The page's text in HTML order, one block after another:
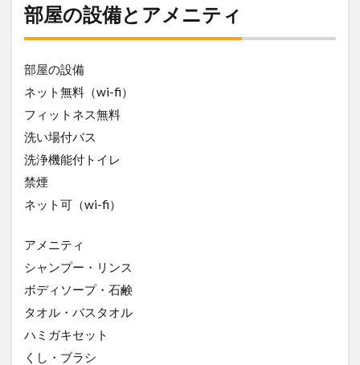
部屋の設備とアメニティ
部屋の設備
ネット無料（wi-fi）
フィットネス無料
洗い場付バス
洗浄機能付トイレ
禁煙
ネット可（wi-fi）
アメニティ
シャンプー・リンス
ボディソープ・石鹸
タオル・バスタオル
ハミガキセット
くし・ブラシ